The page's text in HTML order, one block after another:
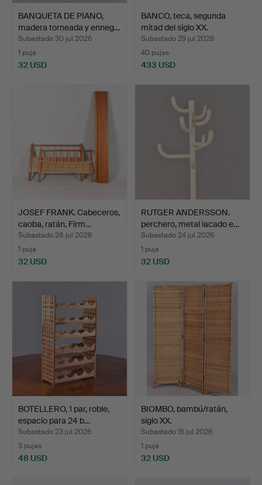
BANQUETA DE PIANO,
madera torneada y enneg…
Subastado 30 jul 2026
1 puja
32 USD
BANCO, teca, segunda
mitad del siglo XX.
Subastado 29 jul 2026
40 pujas
433 USD
JOSEF FRANK. Cabeceros,
caoba, ratán, Firm…
Subastado 28 jul 2026
1 puja
32 USD
RUTGER ANDERSSON.
perchero, metal lacado e…
Subastado 24 jul 2026
1 puja
32 USD
BOTELLERO, 1 par, roble,
espacio para 24 b…
Subastado 23 jul 2026
3 pujas
48 USD
BIOMBO, bambú/ratán,
siglo XX.
Subastado 15 jul 2026
1 puja
32 USD